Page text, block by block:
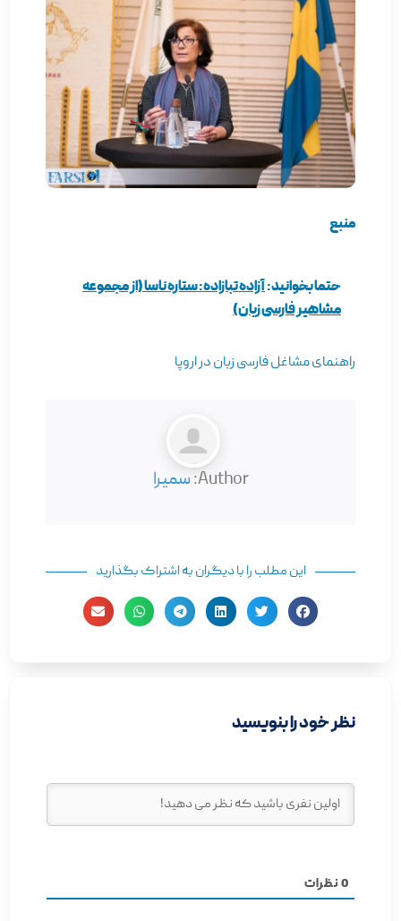
منبع
حتما بخوانید:آزاده تبازاده: ستاره ناسا (از مجموعه
مشاهیر فارسی زبان)
راهنمای مشاغل فارسی زبان در اروپا
Author: سمیرا
این مطلب را با دیگران به اشتراک بگذارید
نظر خود را بنویسید
0 نظرات